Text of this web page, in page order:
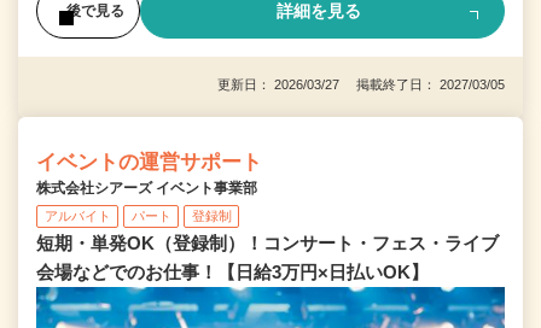
後で見る 詳細を見る
更新日： 2026/03/27 掲載終了日： 2027/03/05
イベントの運営サポート
株式会社シアーズ イベント事業部
アルバイト パート 登録制
短期・単発OK（登録制）！コンサート・フェス・ライブ
会場などでのお仕事！【日給3万円×日払いOK】